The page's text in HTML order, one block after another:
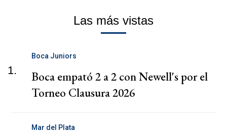
Las más vistas
1.
Boca Juniors
Boca empató 2 a 2 con Newell's por el
Torneo Clausura 2026
Mar del Plata